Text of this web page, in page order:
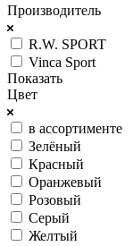
Производитель
R.W. SPORT
Vinca Sport
Показать
Цвет
в ассортименте
Зелёный
Красный
Оранжевый
Розовый
Серый
Желтый